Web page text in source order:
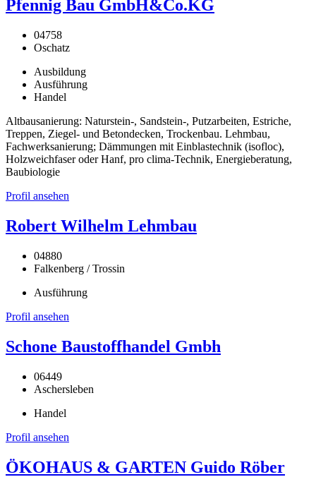
Pfennig Bau GmbH&Co.KG
04758
Oschatz
Ausbildung
Ausführung
Handel
Altbausanierung: Naturstein-, Sandstein-, Putzarbeiten, Estriche,
Treppen, Ziegel- und Betondecken, Trockenbau. Lehmbau,
Fachwerksanierung; Dämmungen mit Einblastechnik (isofloc),
Holzweichfaser oder Hanf, pro clima-Technik, Energieberatung,
Baubiologie
Profil ansehen
Robert Wilhelm Lehmbau
04880
Falkenberg / Trossin
Ausführung
Profil ansehen
Schone Baustoffhandel Gmbh
06449
Aschersleben
Handel
Profil ansehen
ÖKOHAUS & GARTEN Guido Röber